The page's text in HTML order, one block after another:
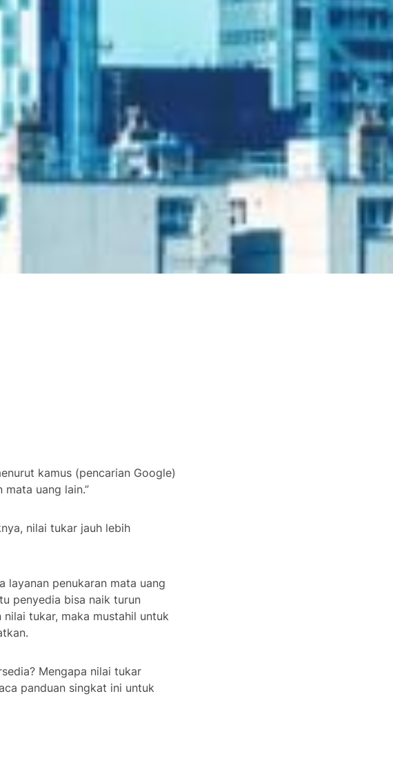
kamus (pencarian Google)
uang lain.”
nilai tukar jauh lebih
layanan penukaran mata uang
penyedia bisa naik turun
tukar, maka mustahil untuk
Mengapa nilai tukar
panduan singkat ini untuk